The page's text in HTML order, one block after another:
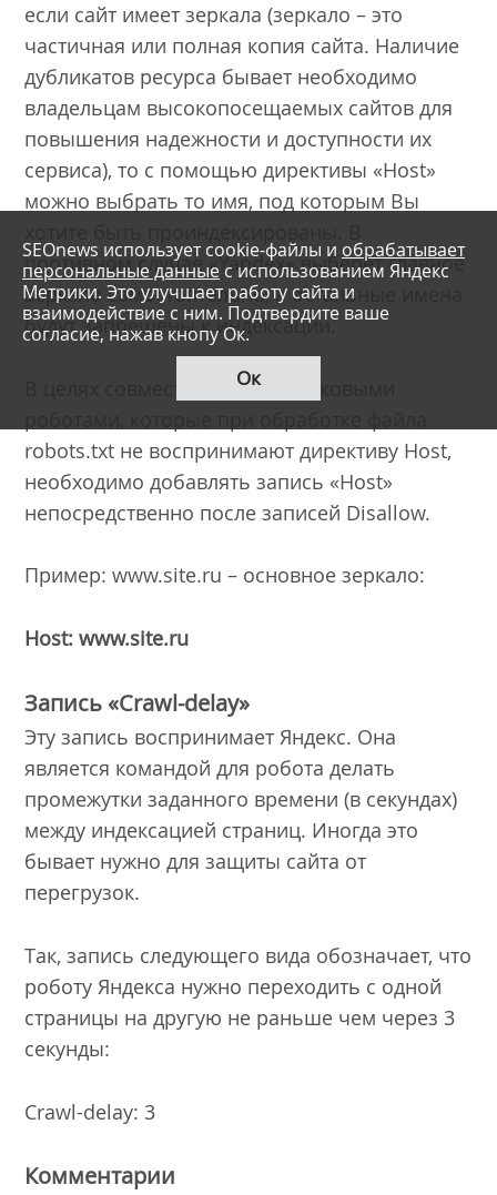
если сайт имеет зеркала (зеркало – это
частичная или полная копия сайта. Наличие
дубликатов ресурса бывает необходимо
владельцам высокопосещаемых сайтов для
повышения надежности и доступности их
сервиса), то с помощью директивы «Host»
можно выбрать то имя, под которым Вы
противном случае «Yandex» выберет главное
зеркало самостоятельно, а остальные имена
будут запрещены к индексации.
В целях совместимости с поисковыми
robots.txt не воспринимают директиву Host,
необходимо добавлять запись «Host»
непосредственно после записей Disallow.
Пример: www.site.ru – основное зеркало:
Host: www.site.ru
Запись «Crawl-delay»
Эту запись воспринимает Яндекс. Она
является командой для робота делать
промежутки заданного времени (в секундах)
между индексацией страниц. Иногда это
бывает нужно для защиты сайта от
перегрузок.
Так, запись следующего вида обозначает, что
роботу Яндекса нужно переходить с одной
страницы на другую не раньше чем через 3
секунды:
Crawl-delay: 3
Комментарии
SEOnews использует cookie-файлы и обрабатывает
персональные данныес использованием Яндекс
Метрики. Это улучшает работу сайта и
взаимодействие с ним. Подтвердите ваше
согласие, нажав кнопу Ок.
Ок